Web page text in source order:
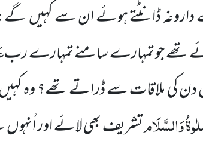
ڈانٹتے ہوئے ان سے کہیں
تھے جو تمہارے سامنے تمہارے رب
کی ملاقات سے ڈراتے تھے؟ وہ
وَالسَّلَامتشریف بھی لائے اور